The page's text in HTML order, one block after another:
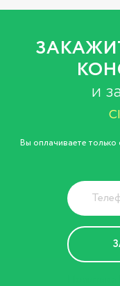
и
Вы оплачиваете